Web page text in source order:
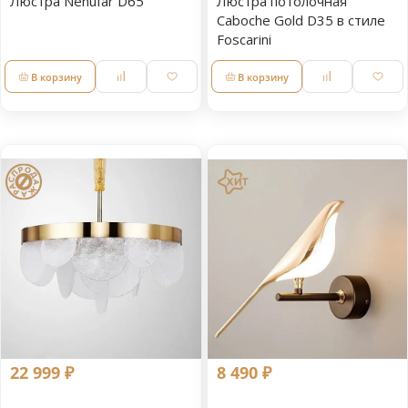
В корзину
Caboche Gold D35 в стиле
Foscarini
В корзину
22 999 ₽ 8 490 ₽